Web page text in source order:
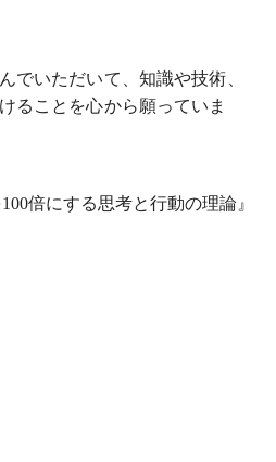
でいただいて、知識や技術、
ることを心から願っていま
倍にする思考と行動の理論』